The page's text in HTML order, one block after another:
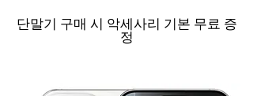
단말기 구매 시 악세사리 기본 무료 증
정